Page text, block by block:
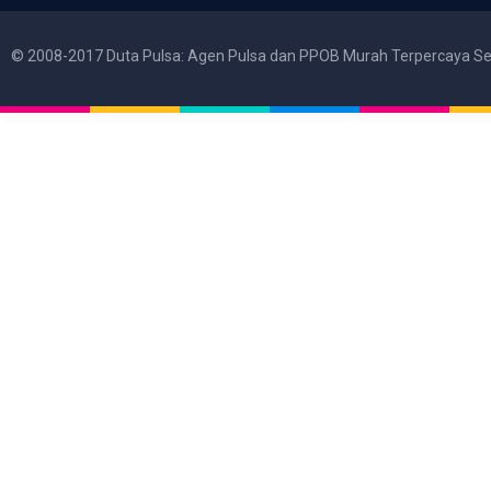
© 2008-2017 Duta Pulsa: Agen Pulsa dan PPOB Murah Terpercaya